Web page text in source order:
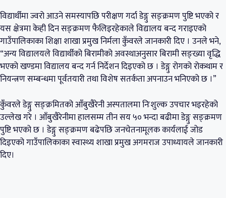
विद्यार्थीमा ज्वरो आउने समस्यापछि परीक्षण गर्दा डेङ्गु सङ्क्रमण पुष्टि भएको र
यस क्षेत्रमा केही दिन सङ्क्रमण फैलिइरहेकाले विद्यालय बन्द गराइएको
गाउँपालिकाका शिक्षा शाखा प्रमुख निर्मला कुँवरले जानकारी दिए । उनले भने,
“अन्य विद्यालयले विद्यार्थीको बिरामीको अवस्थाअनुसार बिरामी सङ्ख्या वृद्धि
भएको खण्डमा विद्यालय बन्द गर्न निर्देशन दिइएको छ । डेङ्गु रोगको रोकथाम र
नियन्त्रण सम्बन्धमा पूर्वतयारी तथा विशेष सतर्कता अपनाउन भनिएको छ ।”
कुँवरले डेङ्गु सङ्क्रमितको आँबुखैरेनी अस्पतालमा निःशुल्क उपचार भइरहेको
उल्लेख गरे । आँबुखैरेनीमा हालसम्म तीन सय ५० भन्दा बढीमा डेङ्गु सङ्क्रमण
पुष्टि भएको छ । डेङ्गु सङ्क्रमण बढेपछि जनचेतनामूलक कार्यलाई जोड
दिइएको गाउँपालिकाका स्वास्थ्य शाखा प्रमुख अगमराज उपाध्यायले जानकारी
दिए।